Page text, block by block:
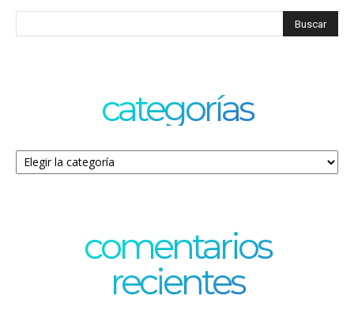
categorías
Categorías
comentarios
recientes